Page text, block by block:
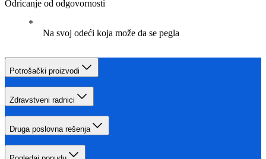
Odricanje od odgovornosti
Na svoj odeći koja može da se pegla
Potrošački proizvodi
Zdravstveni radnici
Druga poslovna rešenja